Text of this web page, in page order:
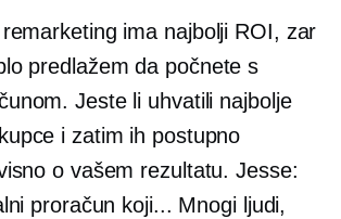
ima najbolji ROI, zar
predlažem da počnete s
Jeste li uhvatili najbolje
i zatim ih postupno
o vašem rezultatu. Jesse:
proračun koji... Mnogi ljudi,